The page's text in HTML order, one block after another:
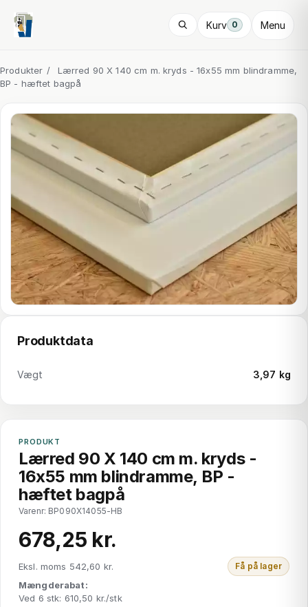
Kurv 0 Menu
Produkter /
Lærred 90 X 140 cm m. kryds - 16x55 mm blindramme,
BP - hæftet bagpå
Produktdata
Vægt 3,97 kg
PRODUKT
Lærred 90 X 140 cm m. kryds -
16x55 mm blindramme, BP -
hæftet bagpå
Varenr: BP090X14055-HB
678,25 kr.
Eksl. moms 542,60 kr. Få på lager
Mængderabat:
Ved 6 stk: 610,50 kr./stk